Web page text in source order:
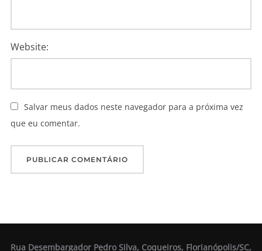
Website:
Salvar meus dados neste navegador para a próxima vez
que eu comentar.
Rua Desembargador Pedro Silva, Coqueiros, Florianópolis/SC,